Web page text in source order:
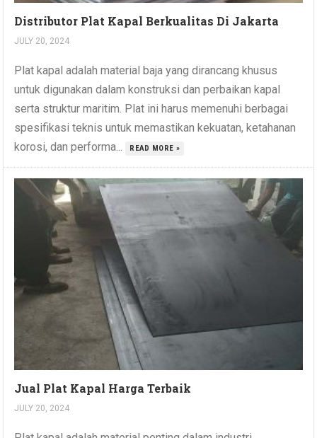
Distributor Plat Kapal Berkualitas Di Jakarta
JULY 20, 2024
Plat kapal adalah material baja yang dirancang khusus
untuk digunakan dalam konstruksi dan perbaikan kapal
serta struktur maritim. Plat ini harus memenuhi berbagai
spesifikasi teknis untuk memastikan kekuatan, ketahanan
korosi, dan performa...
READ MORE »
Jual Plat Kapal Harga Terbaik
JULY 20, 2024